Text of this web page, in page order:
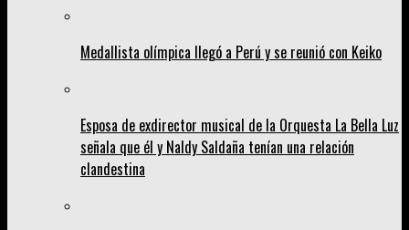
Medallista olímpica llegó a Perú y se reunió con Keiko
Esposa de exdirector musical de la Orquesta La Bella Luz
señala que él y Naldy Saldaña tenían una relación
clandestina